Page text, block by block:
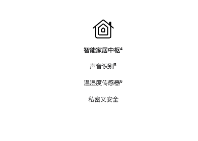
智能家居中枢脚
⁴
声音识别脚
⁵
温湿度传感器脚
⁶
私密又安全